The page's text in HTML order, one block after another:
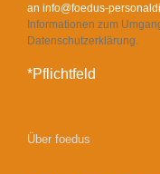
an info@foedus-
Informationen zum
Datenschutzerklärung.
*Pflichtfeld
Über foedus